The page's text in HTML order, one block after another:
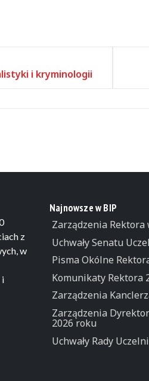
i kryminologii
z
w
i
Najnowsze w BIP
Zarządzenia Rektora
Uchwały Senatu
Pisma Okólne
Komunikaty Rektora
Zarządzenia
Zarządzenia
2026 roku
Uchwały Rady